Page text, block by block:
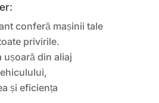
conferă mașinii tale
privirile.
ușoară din aliaj
și eficiența